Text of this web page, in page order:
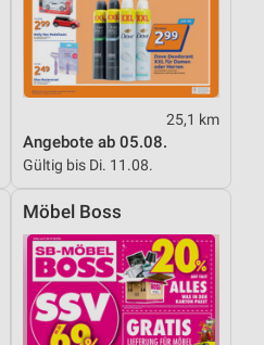
25,1 km
Angebote ab 05.08.
Gültig bis Di. 11.08.
Möbel Boss